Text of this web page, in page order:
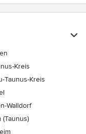
Kreis
Taunus-Kreis
Walldorf
(Taunus)